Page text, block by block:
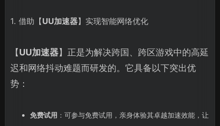
1. 借助【UU加速器】实现智能网络优化
【UU加速器】正是为解决跨国、跨区游戏中的高延
迟和网络抖动难题而研发的。它具备以下突出优
势：
免费试用 ：可参与免费试用，亲身体验其卓越加速效能，让